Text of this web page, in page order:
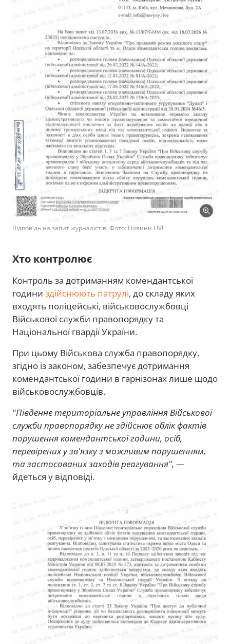
Відповідь на запит журналістів. Фото: Новини.LIVE
Хто контролює
Контроль за дотриманням комендантської
години здійснюють патрулі, до складу яких
входять поліцейські, військовослужбовці
Військової служби правопорядку та
Національної гвардії України.
При цьому Військова служба правопорядку,
згідно із законом, забезпечує дотримання
комендантської години в гарнізонах лише щодо
військовослужбовців.
"Південне територіальне управління Військової
служби правопорядку не здійснює облік фактів
порушення комендантської години, осіб,
перевірених у зв'язку з можливим порушенням,
та застосованих заходів реагування", —
йдеться у відповіді.